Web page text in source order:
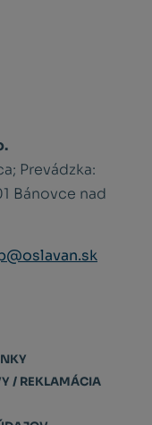
Prevádzka:
Bánovce nad
/ REKLAMÁCIA